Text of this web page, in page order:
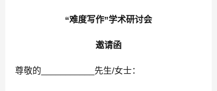
“难度写作”学术研讨会
邀请函
尊敬的 先生/女士：